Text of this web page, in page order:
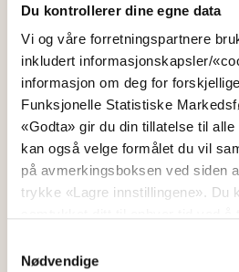
Du kontrollerer dine egne data
Vi og våre forretningspartnere
inkludert informasjonskapsler/
informasjon om deg for
Funksjonelle Statistiske
«Godta» gir du din tillatelse til
kan også velge formålet du vil
på avmerkingsboksen ved siden
trykke «Lagre innstillingene». Du
om hvordan vi bruker
Nødvendige
BEDD Innlegg for
Fra
kr 1 719